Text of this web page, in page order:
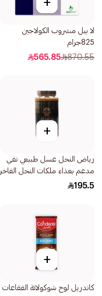
لا بيل مشروب الكولاجين
825جرام
870.55
565.85
+
رياض النحل عسل طبيعي نقي
مدعم بغذاء ملكات النحل الفاخر
1كيلو
195.5
+
كاندريل لوح شوكولاتة الفقاعات